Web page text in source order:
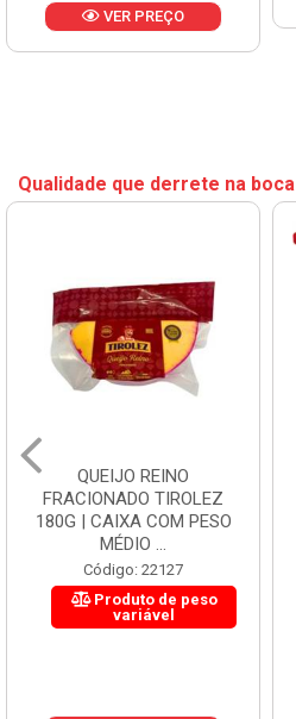
PREÇO
Qualidade que derrete na boca
QUEIJO REINO
FRACIONADO TIROLEZ
180G | CAIXA COM PESO
MÉDIO ...
Código: 22127
Produto de peso
variável